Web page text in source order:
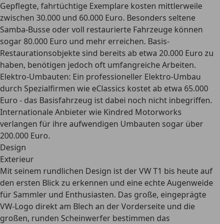
Gepflegte, fahrtüchtige Exemplare kosten mittlerweile
zwischen 30.000 und 60.000 Euro. Besonders seltene
Samba-Busse oder voll restaurierte Fahrzeuge können
sogar 80.000 Euro und mehr erreichen. Basis-
Restaurationsobjekte sind bereits ab etwa 20.000 Euro zu
haben, benötigen jedoch oft umfangreiche Arbeiten.
Elektro-Umbauten: Ein professioneller Elektro-Umbau
durch Spezialfirmen wie eClassics kostet ab etwa 65.000
Euro - das Basisfahrzeug ist dabei noch nicht inbegriffen.
Internationale Anbieter wie Kindred Motorworks
verlangen für ihre aufwendigen Umbauten sogar über
200.000 Euro.
Design
Exterieur
Mit seinem rundlichen Design ist der VW T1 bis heute auf
den ersten Blick zu erkennen und eine echte Augenweide
für Sammler und Enthusiasten. Das große, eingeprägte
VW-Logo direkt am Blech an der Vorderseite und die
großen, runden Scheinwerfer bestimmen das